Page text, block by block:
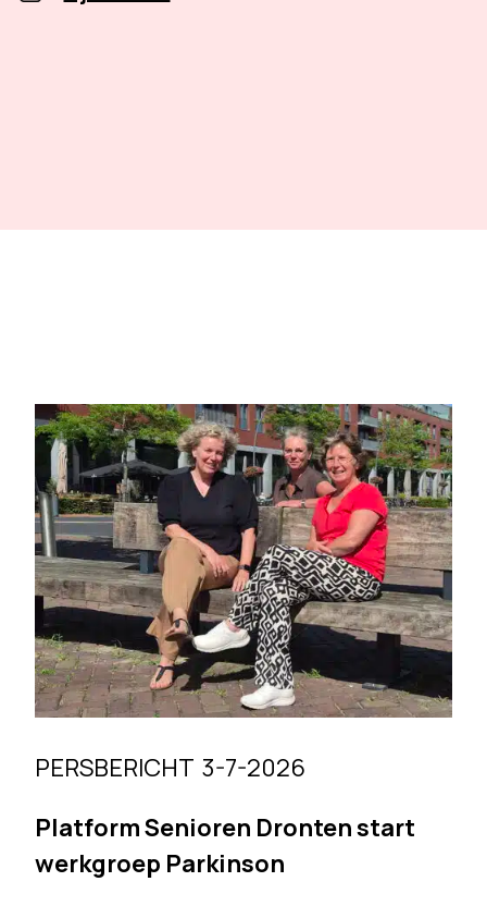
PERSBERICHT 3-7-2026
Platform Senioren Dronten start
werkgroep Parkinson